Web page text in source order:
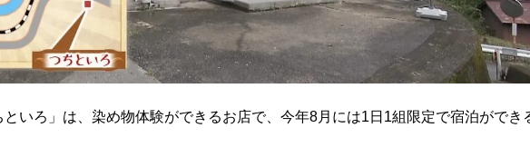
いろ」は、染め物体験ができるお店で、今年8月には1日1組限定で宿泊ができ